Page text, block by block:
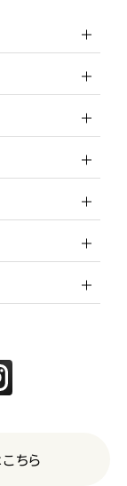
グワゴン
ダー
ちら